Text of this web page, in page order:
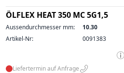
ÖLFLEX HEAT 350 MC 5G1,5
Aussendurchmesser mm:
10.30
Artikel-Nr:
0091383
Liefertermin auf Anfrage